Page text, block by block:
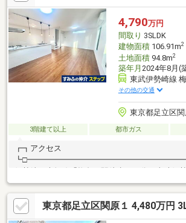
生涯にわたっての資金計画を見える化します。
ランナーも選べます。
4,790万円
間取り 3SLDK
建物面積106.91m2
土地面積94.8m2
築年月 2024年8月(
東武伊勢崎線
その他の交通
東京都足立区関
3階建て以上 都市ガス
┏┓アクセス
新井」駅徒歩２２分・東京メトロ日比谷線・千
クスプレス・東武伊勢崎・大師線・常磐線「北
７分 バス停徒歩７分┏┓物件概要
東京都足立区関原１ 4,480万円